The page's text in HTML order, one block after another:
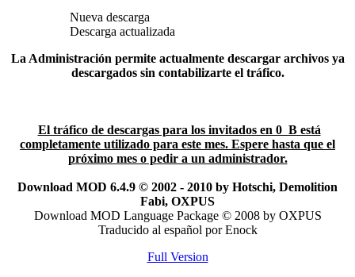
Nueva descarga
Descarga actualizada
La Administración permite actualmente descargar archivos ya
descargados sin contabilizarte el tráfico.
El tráfico de descargas para los invitados en 0 B está
completamente utilizado para este mes. Espere hasta que el
próximo mes o pedir a un administrador.
Download MOD 6.4.9 © 2002 - 2010 by Hotschi, Demolition
Fabi, OXPUS
Download MOD Language Package © 2008 by OXPUS
Traducido al español por Enock
Full Version